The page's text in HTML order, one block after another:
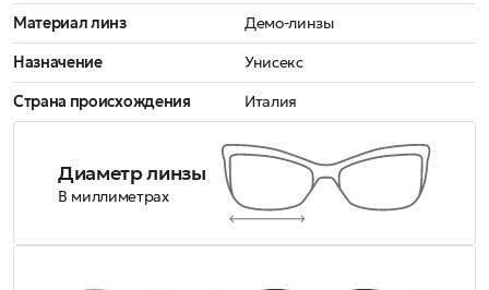
Материал линз
Демо-линзы
Назначение
Унисекс
Страна происхождения
Италия
Диаметр линзы
В миллиметрах